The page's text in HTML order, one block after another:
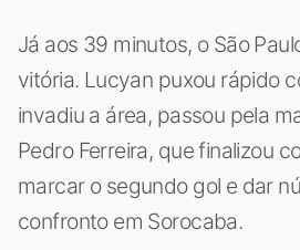
Já aos 39 minutos, o São
vitória. Lucyan puxou rápido
invadiu a área, passou pela
Pedro Ferreira, que finalizou
marcar o segundo gol e dar
confronto em Sorocaba.